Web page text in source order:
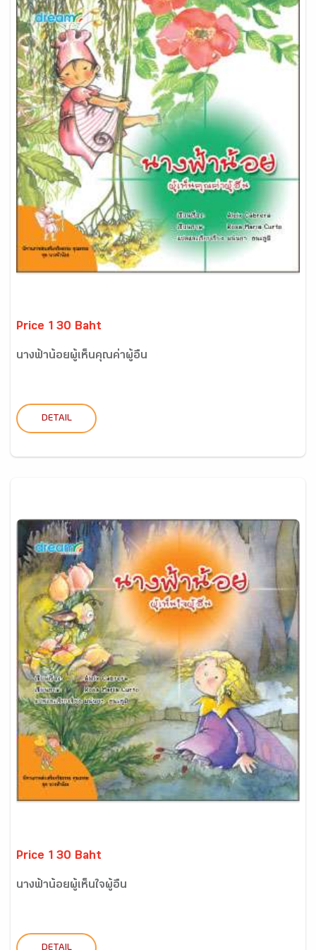
Price 130 Baht
นางฟ้าน้อยผู้เห็นคุณค่าผู้อื่น
DETAIL
Price 130 Baht
นางฟ้าน้อยผู้เห็นใจผู้อื่น